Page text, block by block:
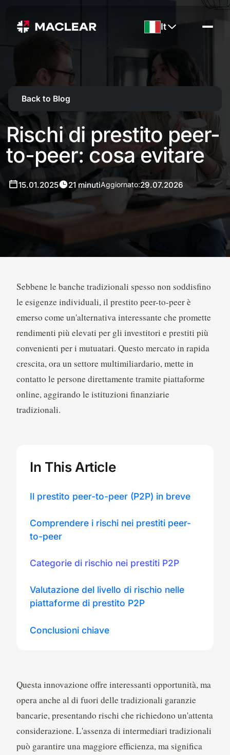
It
Back to Blog
Rischi di prestito peer-
to-peer: cosa evitare
15.01.2025 21 minutiAggiornato:29.07.2026
Sebbene le banche tradizionali spesso non soddisfino
le esigenze individuali, il prestito peer-to-peer è
emerso come un'alternativa interessante che promette
rendimenti più elevati per gli investitori e prestiti più
convenienti per i mutuatari. Questo mercato in rapida
crescita, ora un settore multimiliardario, mette in
contatto le persone direttamente tramite piattaforme
online, aggirando le istituzioni finanziarie
tradizionali.
In This Article
Il prestito peer-to-peer (P2P) in breve
Comprendere i rischi nei prestiti peer-
to-peer
Categorie di rischio nei prestiti P2P
Valutazione del livello di rischio nelle
piattaforme di prestito P2P
Conclusioni chiave
Questa innovazione offre interessanti opportunità, ma
opera anche al di fuori delle tradizionali garanzie
bancarie, presentando rischi che richiedono un'attenta
considerazione. L'assenza di intermediari tradizionali
può garantire una maggiore efficienza, ma significa